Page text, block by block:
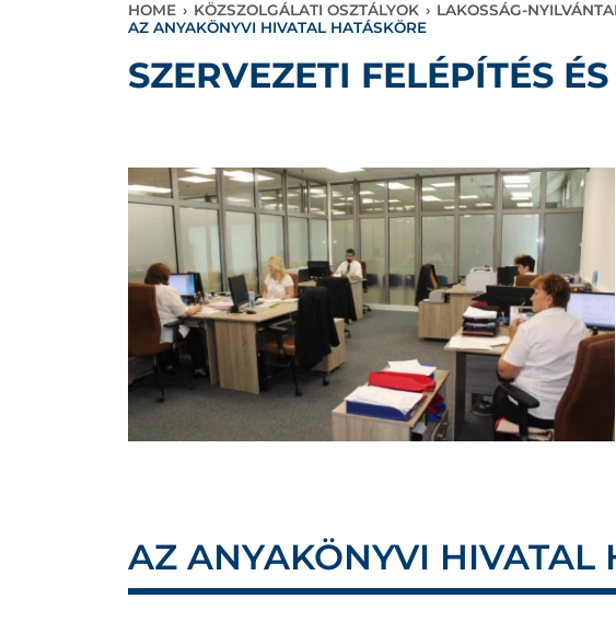
HOME › KÖZSZOLGÁLATI OSZTÁLYOK › LAKOSSÁG-
AZ ANYAKÖNYVI HIVATAL HATÁSKÖRE
SZERVEZETI FELÉPÍTÉS
AZ ANYAKÖNYVI HIVATAL